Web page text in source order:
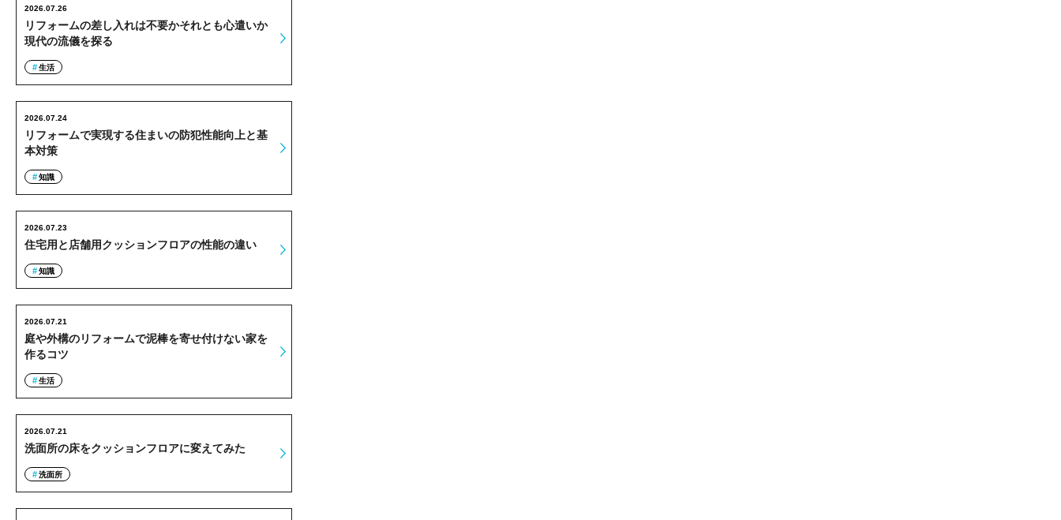
リフォームの差し入れは不要かそれとも心遣いか
現代の流儀を探る
2026.07.26
生活
リフォームで実現する住まいの防犯性能向上と基
本対策
2026.07.24
知識
住宅用と店舗用クッションフロアの性能の違い
2026.07.23
知識
庭や外構のリフォームで泥棒を寄せ付けない家を
作るコツ
2026.07.21
生活
洗面所の床をクッションフロアに変えてみた
2026.07.21
洗面所